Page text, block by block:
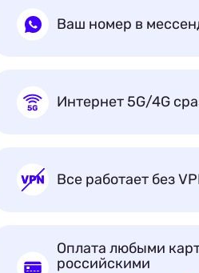
Ваш номер в
Интернет 5G/4G
Все работает без
Оплата любыми
российскими